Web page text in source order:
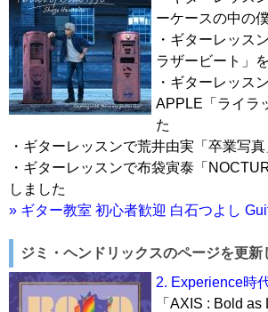
ーケースの中の
・ギターレッス
ラザービート」
・ギターレッス
APPLE「ライラ
た
・ギターレッスンで荒井由実「卒業写
・ギターレッスンで布袋寅泰「
しました
» ギター教室 初心者歓迎 白石つよし
ジミ・ヘンドリックスのページを更新
2. Experience時
「AXIS : Bold